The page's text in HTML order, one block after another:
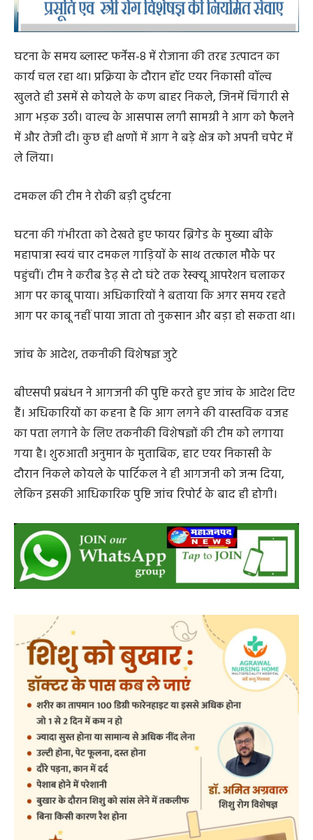
घटना के समय ब्लास्ट फर्नेस-8 में रोजाना की तरह उत्पादन का
कार्य चल रहा था। प्रक्रिया के दौरान हॉट एयर निकासी वॉल्व
खुलते ही उसमें से कोयले के कण बाहर निकले, जिनमें चिंगारी से
आग भड़क उठी। वाल्व के आसपास लगी सामग्री ने आग को फैलने
में और तेजी दी। कुछ ही क्षणों में आग ने बड़े क्षेत्र को अपनी चपेट में
दमकल की टीम ने रोकी बड़ी दुर्घटना
घटना की गंभीरता को देखते हुए फायर ब्रिगेड के मुख्या बीके
महापात्रा स्वयं चार दमकल गाड़ियाें के साथ तत्काल मौके पर
पहुंचीं। टीम ने करीब डेढ़ से दो घंटे तक रेस्क्यू आपरेशन चलाकर
आग पर काबू पाया। अधिकारियों ने बताया कि अगर समय रहते
आग पर काबू नहीं पाया जाता तो नुकसान और बड़ा हो सकता था।
जांच के आदेश, तकनीकी विशेषज्ञ जुटे
बीएसपी प्रबंधन ने आगजनी की पुष्टि करते हुए जांच के आदेश दिए
हैं। अधिकारियों का कहना है कि आग लगने की वास्तविक वजह
का पता लगाने के लिए तकनीकी विशेषज्ञों की टीम को लगाया
गया है। शुरुआती अनुमान के मुताबिक, हाट एयर निकासी के
दौरान निकले कोयले के पार्टिकल ने ही आगजनी को जन्म दिया,
लेकिन इसकी आधिकारिक पुष्टि जांच रिपोर्ट के बाद ही होगी।